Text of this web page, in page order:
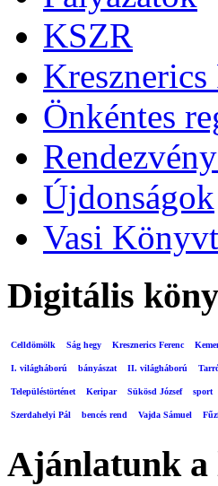
KSZR
Önkéntes
Újdonságok
Vasi
Digitális
Celldömölk Ság hegy Kresznerics Ferenc
I. világháború bányászat II. világháború
Településtörténet Keripar Sükösd József sport
Szerdahelyi Pál bencés rend Vajda Sámuel
Ajánlatunk a